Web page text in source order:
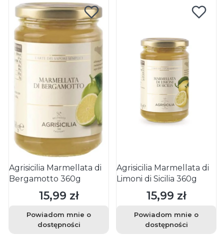
Agrisicilia Marmellata di
Bergamotto 360g
Cena
15,99 zł
Powiadom mnie o
dostępności
Agrisicilia Marmellata di
Limoni di Sicilia 360g
Cena
15,99 zł
Powiadom mnie o
dostępności